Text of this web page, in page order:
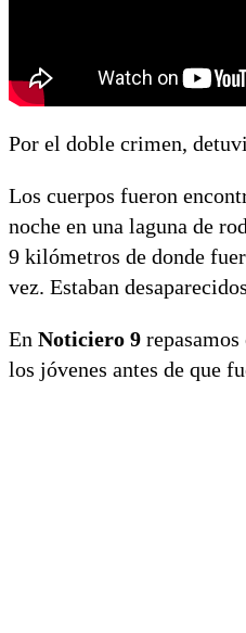
Por el doble crimen,
Los cuerpos fueron
noche en una laguna de
9 kilómetros de donde
vez. Estaban
En Noticiero 9
los jóvenes antes de que